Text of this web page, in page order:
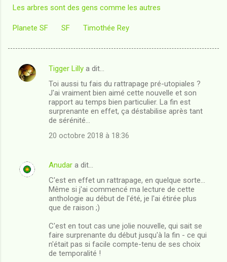
Les arbres sont des gens comme les autres
Planete SF SF Timothée Rey
C
a
Tigger Lilly a dit…
Toi aussi tu fais du rattrapage pré-utopiales ?
J'ai vraiment bien aimé cette nouvelle et son
rapport au temps bien particulier. La fin est
surprenante en effet, ça déstabilise après tant
de sérénité...
20 octobre 2018 à 18:36
Anudar a dit…
C'est en effet un rattrapage, en quelque sorte...
Même si j'ai commencé ma lecture de cette
anthologie au début de l'été, je l'ai étirée plus
que de raison ;)
C'est en tout cas une jolie nouvelle, qui sait se
faire surprenante du début jusqu'à la fin - ce qui
n'était pas si facile compte-tenu de ses choix
de temporalité !